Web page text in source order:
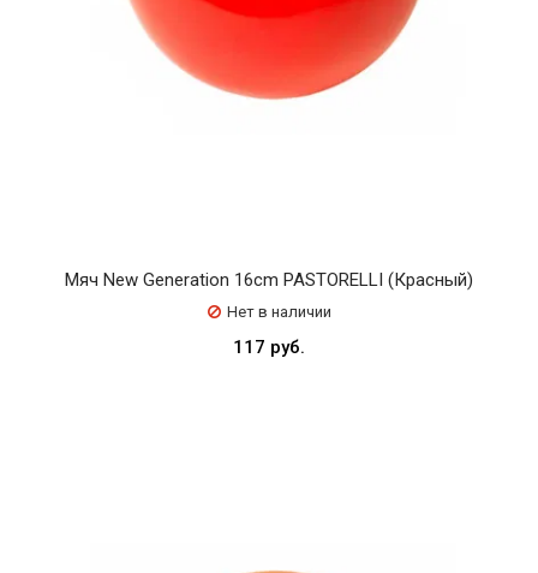
Мяч New Generation 16cm PASTORELLI (Красный)
Нет в наличии
117 руб.